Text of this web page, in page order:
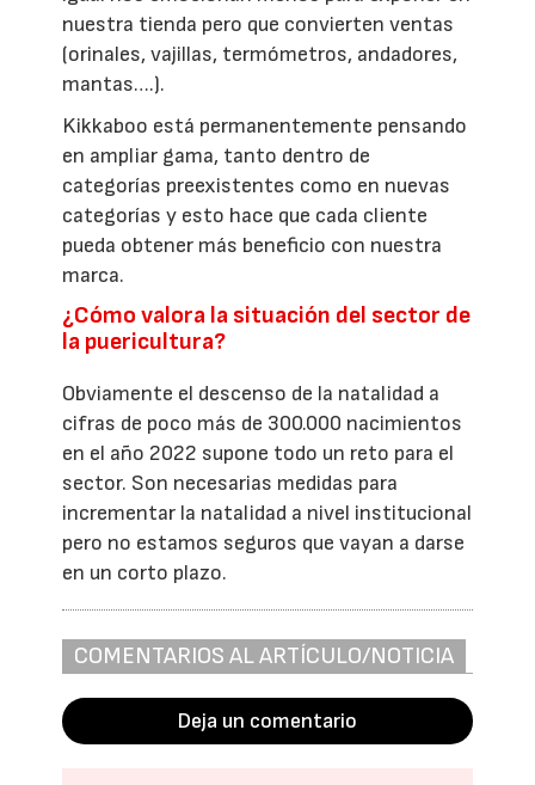
nuestra tienda pero que convierten ventas
(orinales, vajillas, termómetros, andadores,
mantas….).
Kikkaboo está permanentemente pensando
en ampliar gama, tanto dentro de
categorías preexistentes como en nuevas
categorías y esto hace que cada cliente
pueda obtener más beneficio con nuestra
marca.
¿Cómo valora la situación del sector de
la puericultura?
Obviamente el descenso de la natalidad a
cifras de poco más de 300.000 nacimientos
en el año 2022 supone todo un reto para el
sector. Son necesarias medidas para
incrementar la natalidad a nivel institucional
pero no estamos seguros que vayan a darse
en un corto plazo.
COMENTARIOS AL ARTÍCULO/NOTICIA
Deja un comentario